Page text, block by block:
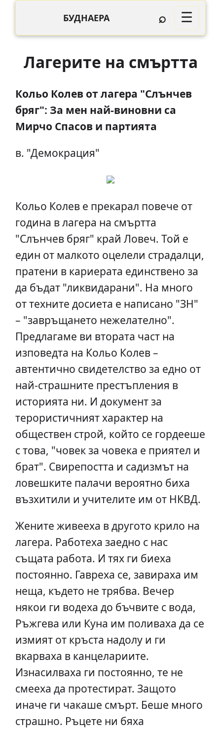
БУДНАЕРА ⌕ ☰
Лагерите на смъртта
Кольо Колев от лагера "Слънчев
бряг": За мен най-виновни са
Мирчо Спасов и партията
в. "Демокрация"
Кольо Колев е прекарал повече от
година в лагера на смъртта
"Слънчев бряг" край Ловеч. Той е
един от малкото оцелели страдалци,
пратени в кариерата единствено за
да бъдат "ликвидарани". На много
от техните досиета е написано "ЗН"
– "завръщането нежелателно".
Предлагаме ви втората част на
изповедта на Кольо Колев –
автентично свидетелство за едно от
най-страшните престъпления в
историята ни. И документ за
терористичният характер на
обществен строй, който се гордееше
с това, "човек за човека е приятел и
брат". Свирепостта и садизмът на
ловешките палачи вероятно биха
възхитили и учителите им от НКВД.
Жените живееха в другото крило на
лагера. Работеха заедно с нас
същата работа. И тях ги биеха
постоянно. Гавреха се, завираха им
неща, където не трябва. Вечер
някои ги водеха до бъчвите с вода,
Ръжгева или Куна им поливаха да се
измият от кръста надолу и ги
вкарваха в канцелариите.
Изнасилваха ги постоянно, те не
смееха да протестират. Защото
иначе ги чакаше смърт. Беше много
страшно. Ръцете ни бяха